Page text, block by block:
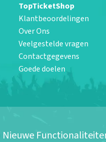
TopTicketShop
Klantbeoordelingen
Over Ons
Veelgestelde vragen
Contactgegevens
Goede doelen
Nieuwe